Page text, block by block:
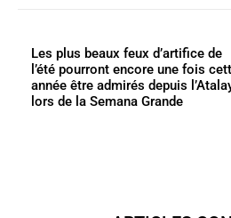
Les plus beaux feux d’artifice de
l’été pourront encore une fois
année être admirés depuis
lors de la Semana Grande